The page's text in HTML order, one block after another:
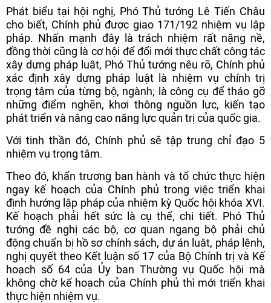
Phát biểu tại hội nghị, Phó Thủ tướng Lê Tiến Châu
cho biết, Chính phủ được giao 171/192 nhiệm vụ lập
pháp. Nhấn mạnh đây là trách nhiệm rất nặng nề,
đồng thời cũng là cơ hội để đổi mới thực chất công tác
xây dựng pháp luật, Phó Thủ tướng nêu rõ, Chính phủ
xác định xây dựng pháp luật là nhiệm vụ chính trị
trọng tâm của từng bộ, ngành; là công cụ để tháo gỡ
những điểm nghẽn, khơi thông nguồn lực, kiến tạo
phát triển và nâng cao năng lực quản trị của quốc gia.
Với tinh thần đó, Chính phủ sẽ tập trung chỉ đạo 5
nhiệm vụ trọng tâm.
Theo đó, khẩn trương ban hành và tổ chức thực hiện
ngay kế hoạch của Chính phủ trong việc triển khai
định hướng lập pháp của nhiệm kỳ Quốc hội khóa XVI.
Kế hoạch phải hết sức là cụ thể, chi tiết. Phó Thủ
tướng đề nghị các bộ, cơ quan ngang bộ phải chủ
động chuẩn bị hồ sơ chính sách, dự án luật, pháp lệnh,
nghị quyết theo Kết luận số 17 của Bộ Chính trị và Kế
hoạch số 64 của Ủy ban Thường vụ Quốc hội mà
không chờ kế hoạch của Chính phủ thì mới triển khai
thực hiện nhiệm vụ.